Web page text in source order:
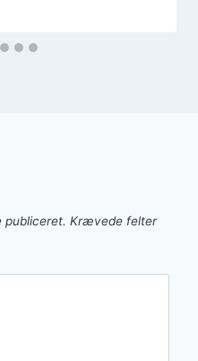
publiceret. Krævede felter